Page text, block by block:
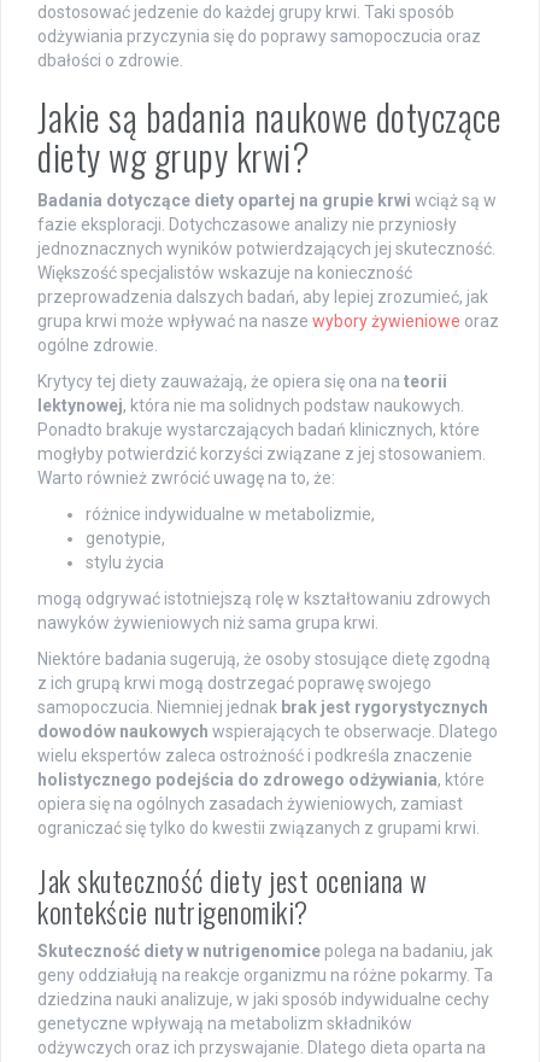
dostosować jedzenie do każdej grupy krwi. Taki sposób
odżywiania przyczynia się do poprawy samopoczucia oraz
dbałości o zdrowie.
Jakie są badania naukowe dotyczące
diety wg grupy krwi?
Badania dotyczące diety opartej na grupie krwi wciąż są w
fazie eksploracji. Dotychczasowe analizy nie przyniosły
jednoznacznych wyników potwierdzających jej skuteczność.
Większość specjalistów wskazuje na konieczność
przeprowadzenia dalszych badań, aby lepiej zrozumieć, jak
grupa krwi może wpływać na nasze wybory żywieniowe oraz
ogólne zdrowie.
Krytycy tej diety zauważają, że opiera się ona na teorii
lektynowej, która nie ma solidnych podstaw naukowych.
Ponadto brakuje wystarczających badań klinicznych, które
mogłyby potwierdzić korzyści związane z jej stosowaniem.
Warto również zwrócić uwagę na to, że:
różnice indywidualne w metabolizmie,
genotypie,
stylu życia
mogą odgrywać istotniejszą rolę w kształtowaniu zdrowych
nawyków żywieniowych niż sama grupa krwi.
Niektóre badania sugerują, że osoby stosujące dietę zgodną
z ich grupą krwi mogą dostrzegać poprawę swojego
samopoczucia. Niemniej jednak brak jest rygorystycznych
dowodów naukowych wspierających te obserwacje. Dlatego
wielu ekspertów zaleca ostrożność i podkreśla znaczenie
holistycznego podejścia do zdrowego odżywiania, które
opiera się na ogólnych zasadach żywieniowych, zamiast
ograniczać się tylko do kwestii związanych z grupami krwi.
Jak skuteczność diety jest oceniana w
kontekście nutrigenomiki?
Skuteczność diety w nutrigenomice polega na badaniu, jak
geny oddziałują na reakcje organizmu na różne pokarmy. Ta
dziedzina nauki analizuje, w jaki sposób indywidualne cechy
genetyczne wpływają na metabolizm składników
odżywczych oraz ich przyswajanie. Dlatego dieta oparta na